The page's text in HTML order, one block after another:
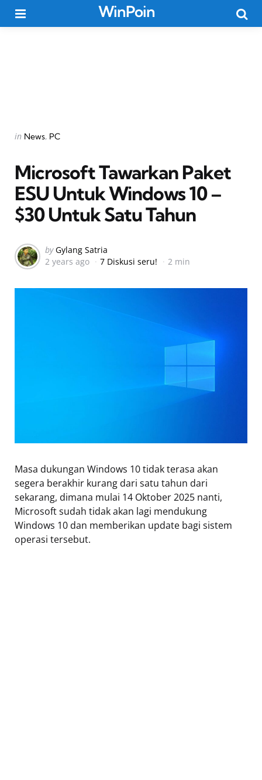
WinPoin
Categories
Posted
in News PC
Microsoft Tawarkan Paket
ESU Untuk Windows 10 –
$30 Untuk Satu Tahun
Posted
by
by Gylang Satria
2 years ago
7 Diskusi seru! 2 min
Masa dukungan Windows 10 tidak terasa akan
segera berakhir kurang dari satu tahun dari
sekarang, dimana mulai 14 Oktober 2025 nanti,
Microsoft sudah tidak akan lagi mendukung
Windows 10 dan memberikan update bagi sistem
operasi tersebut.